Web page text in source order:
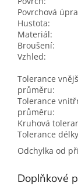
Povrchová
Hustota:
Materiál:
Broušení:
Vzhled:
Tolerance
průměru:
Tolerance
průměru:
Kruhová
Tolerance
Odchylka od
Doplňkové